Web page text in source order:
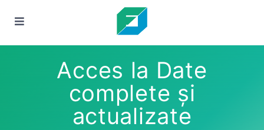
Acces la Date
complete și
actualizate